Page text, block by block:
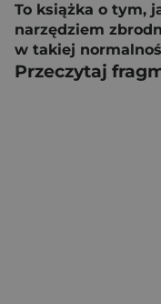
To książka o tym,
narzędziem
w takiej
Przeczytaj